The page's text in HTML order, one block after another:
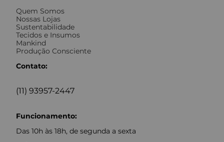
Quem Somos
Nossas Lojas
Sustentabilidade
Tecidos e Insumos
Mankind
Produção Consciente
Contato:
(11) 93957-2447
Funcionamento:
Das 10h às 18h, de segunda a sexta